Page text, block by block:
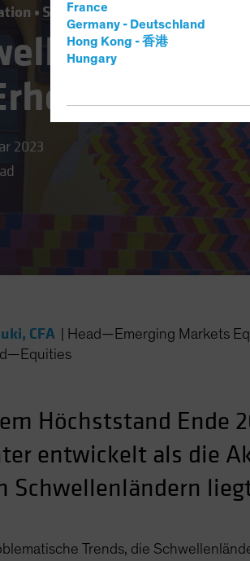
France
Germany - Deutschland
Hong Kong - 香港
Hungary
Schwellenländer
2023
CFA
Head—Emerging Markets
Höchststand Ende
entwickelt als die
Schwellenländern
Trends, die